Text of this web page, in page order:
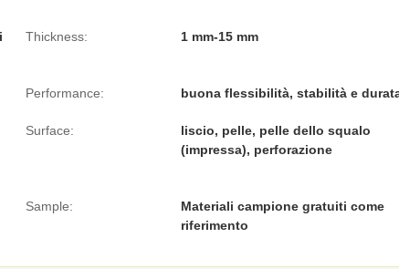
Thickness: 1 mm-15 mm
Performance: buona flessibilità, stabilità e
Surface:
liscio, pelle, pelle dello squalo
(impressa), perforazione
Sample:
Materiali campione gratuiti come
riferimento